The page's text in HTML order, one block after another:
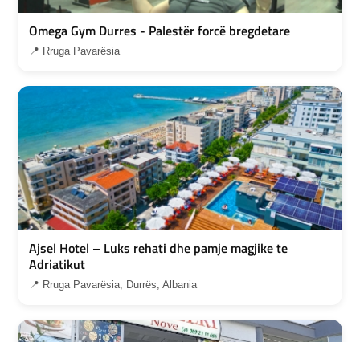
Omega Gym Durres - Palestër forcë bregdetare
📍 Rruga Pavarësia
Ajsel Hotel – Luks rehati dhe pamje magjike te
Adriatikut
📍 Rruga Pavarësia, Durrës, Albania